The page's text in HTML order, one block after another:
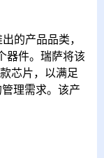
的产品品类，
器件。瑞萨将该
芯片，以满足
理需求。该产